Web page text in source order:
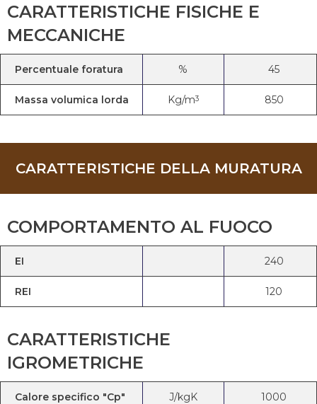
CARATTERISTICHE FISICHE E
MECCANICHE
Percentuale foratura % 45
Massa volumica lorda Kg/m3 850
CARATTERISTICHE DELLA MURATURA
COMPORTAMENTO AL FUOCO
EI 240
REI 120
CARATTERISTICHE
IGROMETRICHE
Calore specifico "Cp" J/kgK 1000